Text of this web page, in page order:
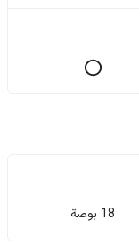
18 بوصة